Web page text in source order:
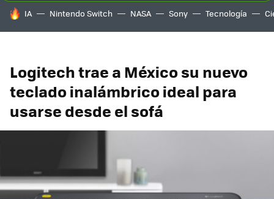
HOY SE HABLA DE
IA Nintendo Switch NASA Sony Tecnología
Logitech trae a México su nuevo
teclado inalámbrico ideal para
usarse desde el sofá